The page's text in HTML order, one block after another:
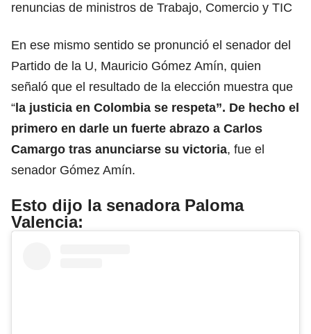
renuncias de ministros de Trabajo, Comercio y TIC
En ese mismo sentido se pronunció el senador del
Partido de la U, Mauricio Gómez Amín, quien
señaló que el resultado de la elección muestra que
“la justicia en Colombia se respeta”. De hecho el
primero en darle un fuerte abrazo a Carlos
Camargo tras anunciarse su victoria, fue el
senador Gómez Amín.
Esto dijo la senadora Paloma
Valencia: